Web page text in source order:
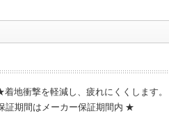
着地衝撃を軽減し、疲れにくくしま
証期間はメーカー保証期間内 ★